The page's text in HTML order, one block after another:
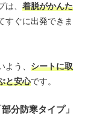
、 着脱がかんた
すぐに出発できま
う、 シートに取
と安心です。
分防寒タイプ」